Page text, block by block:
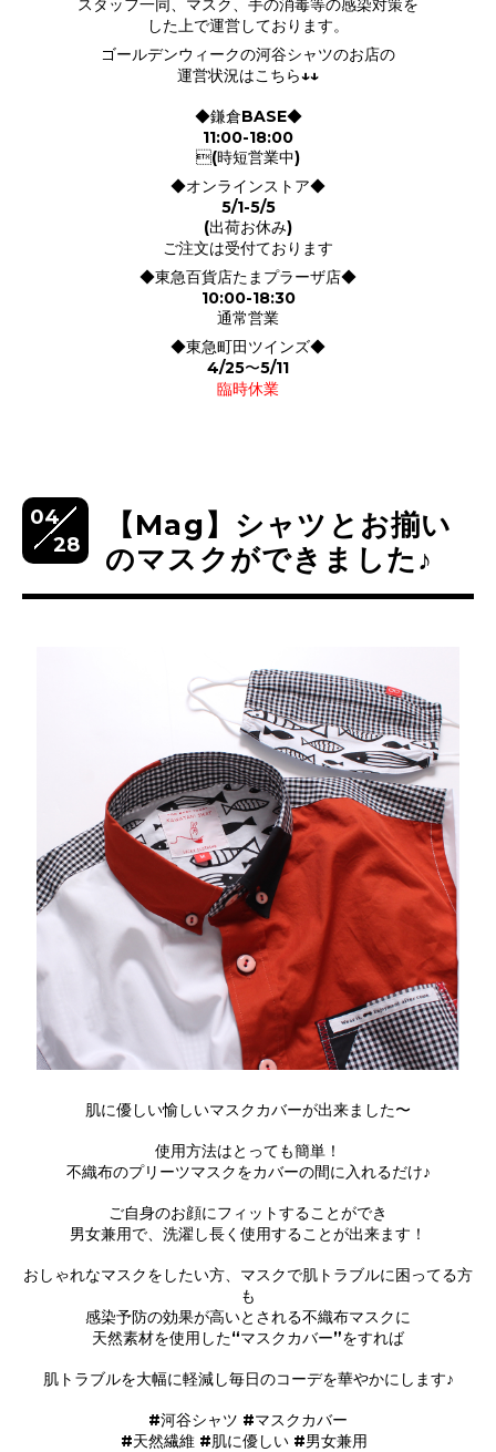
スタッフ一同、マスク、手の消毒等の感染対策を
した上で運営しております。
ゴールデンウィークの河谷シャツのお店の
運営状況はこちら↓↓
◆鎌倉BASE◆
11:00-18:00
(時短営業中)
◆オンラインストア◆
5/1-5/5
(出荷お休み)
ご注文は受付ております
◆東急百貨店たまプラーザ店◆
10:00-18:30
通常営業
◆東急町田ツインズ◆
4/25〜5/11
臨時休業
04
28
【Mag】シャツとお揃い
のマスクができました♪
肌に優しい愉しいマスクカバーが出来ました〜
使用方法はとっても簡単！
不織布のプリーツマスクをカバーの間に入れるだけ♪
ご自身のお顔にフィットすることができ
男女兼用で、洗濯し長く使用することが出来ます！
おしゃれなマスクをしたい方、マスクで肌トラブルに困ってる方
も
感染予防の効果が高いとされる不織布マスクに
天然素材を使用した“マスクカバー”をすれば
肌トラブルを大幅に軽減し毎日のコーデを華やかにします♪
#河谷シャツ #マスクカバー
#天然繊維 #肌に優しい #男女兼用